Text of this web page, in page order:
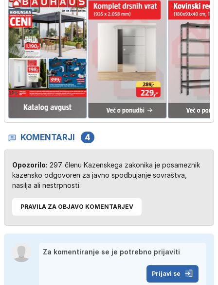
KOMENTARJI 4
Opozorilo: 297. členu Kazenskega zakonika je posameznik
kazensko odgovoren za javno spodbujanje sovraštva,
nasilja ali nestrpnosti.
PRAVILA ZA OBJAVO KOMENTARJEV
Prijavi se